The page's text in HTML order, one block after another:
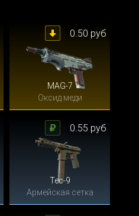
MAG-7
Оксид меди
0.50 руб
Tec-9
Армейская сетка
0.55 руб